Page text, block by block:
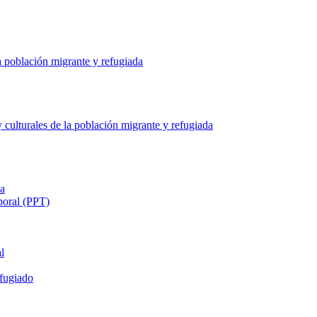
migrante y refugiada
de la población migrante y refugiada
(PPT)